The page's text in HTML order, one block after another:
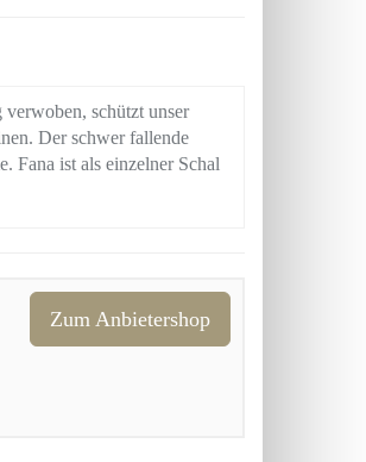
schützt unser
Der schwer fallende
Fana ist als einzelner Schal
Zum Anbietershop